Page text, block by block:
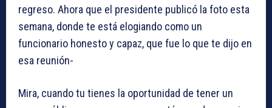
regreso. Ahora que el presidente publicó la foto esta
semana, donde te está elogiando como un
funcionario honesto y capaz, que fue lo que te dijo en
esa reunión-
Mira, cuando tu tienes la oportunidad de tener un